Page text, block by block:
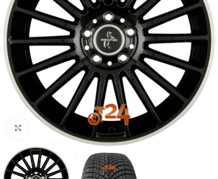
Zum Vergrößern klicken